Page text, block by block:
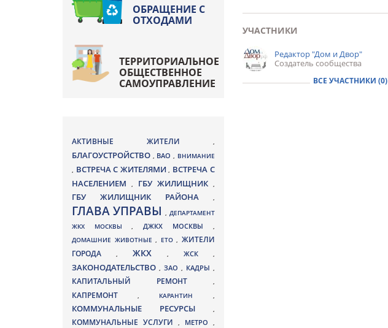
УЧАСТНИКИ
Редактор "Дом и Двор"
Создатель сообщества
ВСЕ УЧАСТНИКИ (0)
ОБРАЩЕНИЕ С
ОТХОДАМИ
ТЕРРИТОРИАЛЬНОЕ
ОБЩЕСТВЕННОЕ
САМОУПРАВЛЕНИЕ
АКТИВНЫЕ ЖИТЕЛИ ,
БЛАГОУСТРОЙСТВО , ВАО , ВНИМАНИЕ
, ВСТРЕЧА С ЖИТЕЛЯМИ, ВСТРЕЧА С
НАСЕЛЕНИЕМ
, ГБУ ЖИЛИЩНИК ,
ГБУ ЖИЛИЩНИК РАЙОНА ,
ГЛАВА УПРАВЫ, ДЕПАРТАМЕНТ
ЖКХ МОСКВЫ,ДЖКХ МОСКВЫ ,
ДОМАШНИЕ ЖИВОТНЫЕ , ЕТО , ЖИТЕЛИ
ГОРОДА
, ЖКХ , ЖСК ,
ЗАКОНОДАТЕЛЬСТВО , ЗАО , КАДРЫ ,
КАПИТАЛЬНЫЙ РЕМОНТ ,
КАПРЕМОНТ , КАРАНТИН ,
КОММУНАЛЬНЫЕ РЕСУРСЫ ,
КОММУНАЛЬНЫЕ УСЛУГИ , МЕТРО ,